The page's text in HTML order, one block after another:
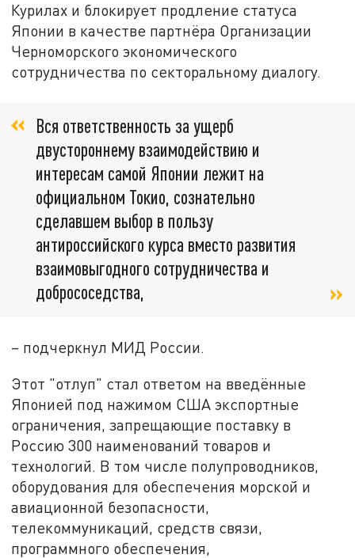
Курилах и блокирует продление статуса
Японии в качестве партнёра Организации
Черноморского экономического
сотрудничества по секторальному диалогу.
Вся ответственность за ущерб
двустороннему взаимодействию и
интересам самой Японии лежит на
официальном Токио, сознательно
сделавшем выбор в пользу
антироссийского курса вместо развития
взаимовыгодного сотрудничества и
добрососедства,
– подчеркнул МИД России.
Этот "отлуп" стал ответом на введённые
Японией под нажимом США экспортные
ограничения, запрещающие поставку в
Россию 300 наименований товаров и
технологий. В том числе полупроводников,
оборудования для обеспечения морской и
авиационной безопасности,
телекоммуникаций, средств связи,
программного обеспечения,